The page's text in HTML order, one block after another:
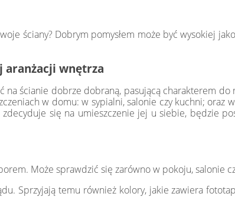
ściany? Dobrym pomysłem może być wysokiej
aranżacji wnętrza
ścianie dobrze dobraną, pasującą charakterem
w domu: w sypialni, salonie czy kuchni; oraz
się na umieszczenie jej u siebie, będzie
Może sprawdzić się zarówno w pokoju, salonie
Sprzyjają temu również kolory, jakie zawiera